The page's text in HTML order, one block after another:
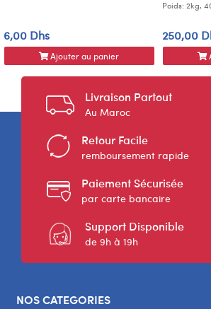
6,00 Dhs
Ajouter au panier
Poids: 2kg,
250,00
Livraison Partout
Au Maroc
Retour Facile
remboursement rapide
Paiement Sécurisée
par carte bancaire
Support Disponible
de 9h à 19h
NOS CATEGORIES